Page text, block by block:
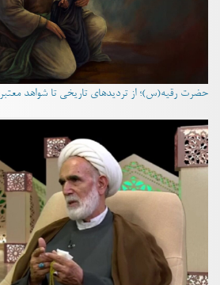
حضرت رقیه(س)؛ از تردیدهای تاریخی تا شواهد معتبر